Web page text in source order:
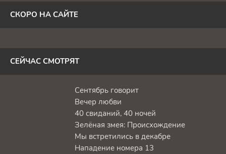
СКОРО НА САЙТЕ
СЕЙЧАС СМОТРЯТ
Сентябрь говорит
Вечер любви
40 свиданий, 40 ночей
Зелёная змея: Происхождение
Мы встретились в декабре
Нападение номера 13